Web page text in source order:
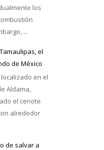
los
...
el
de México
localizado en el
Aldama,
el cenote
alrededor
de salvar a